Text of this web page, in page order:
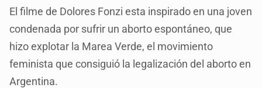
El filme de Dolores Fonzi esta inspirado en una joven
condenada por sufrir un aborto espontáneo, que
hizo explotar la Marea Verde, el movimiento
feminista que consiguió la legalización del aborto en
Argentina.